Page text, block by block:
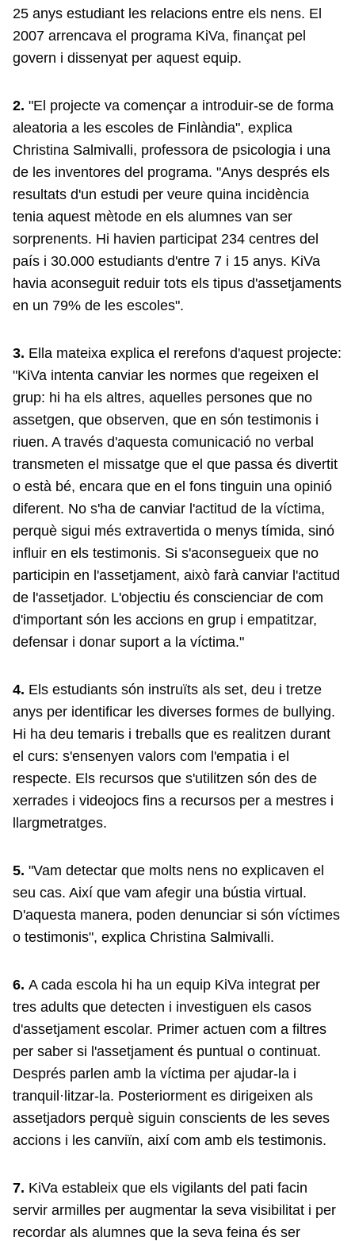
25 anys estudiant les relacions entre els nens. El
2007 arrencava el programa KiVa, finançat pel
govern i dissenyat per aquest equip.
2. "El projecte va començar a introduir-se de forma
aleatoria a les escoles de Finlàndia", explica
Christina Salmivalli, professora de psicologia i una
de les inventores del programa. "Anys després els
resultats d'un estudi per veure quina incidència
tenia aquest mètode en els alumnes van ser
sorprenents. Hi havien participat 234 centres del
país i 30.000 estudiants d'entre 7 i 15 anys. KiVa
havia aconseguit reduir tots els tipus d'assetjaments
en un 79% de les escoles".
3. Ella mateixa explica el rerefons d'aquest projecte:
"KiVa intenta canviar les normes que regeixen el
grup: hi ha els altres, aquelles persones que no
assetgen, que observen, que en són testimonis i
riuen. A través d'aquesta comunicació no verbal
transmeten el missatge que el que passa és divertit
o està bé, encara que en el fons tinguin una opinió
diferent. No s'ha de canviar l'actitud de la víctima,
perquè sigui més extravertida o menys tímida, sinó
influir en els testimonis. Si s'aconsegueix que no
participin en l'assetjament, això farà canviar l'actitud
de l'assetjador. L'objectiu és conscienciar de com
d'important són les accions en grup i empatitzar,
defensar i donar suport a la víctima."
4. Els estudiants són instruïts als set, deu i tretze
anys per identificar les diverses formes de bullying.
Hi ha deu temaris i treballs que es realitzen durant
el curs: s'ensenyen valors com l'empatia i el
respecte. Els recursos que s'utilitzen són des de
xerrades i videojocs fins a recursos per a mestres i
llargmetratges.
5. "Vam detectar que molts nens no explicaven el
seu cas. Així que vam afegir una bústia virtual.
D'aquesta manera, poden denunciar si són víctimes
o testimonis", explica Christina Salmivalli.
6. A cada escola hi ha un equip KiVa integrat per
tres adults que detecten i investiguen els casos
d'assetjament escolar. Primer actuen com a filtres
per saber si l'assetjament és puntual o continuat.
Després parlen amb la víctima per ajudar-la i
tranquil·litzar-la. Posteriorment es dirigeixen als
assetjadors perquè siguin conscients de les seves
accions i les canviïn, així com amb els testimonis.
7. KiVa estableix que els vigilants del pati facin
servir armilles per augmentar la seva visibilitat i per
recordar als alumnes que la seva feina és ser